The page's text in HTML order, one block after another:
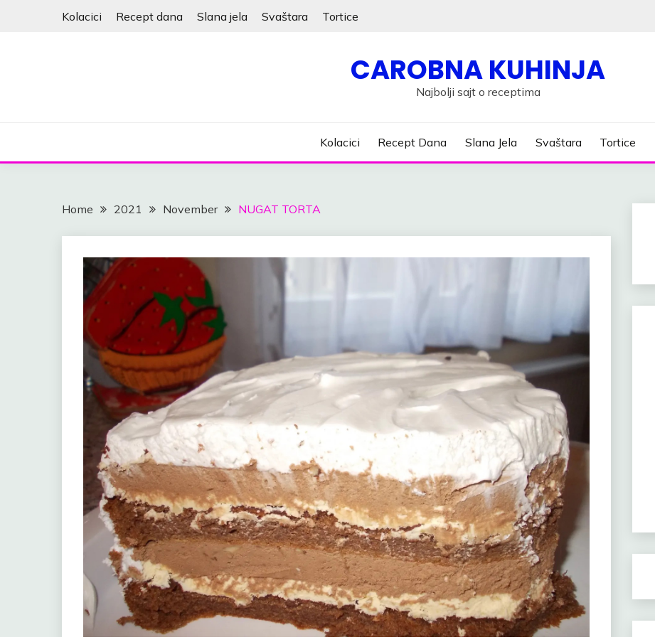
Kolacici Recept dana Slana jela Svaštara Tortice
CAROBNA KUHINJA
Najbolji sajt o receptima
Kolacici Recept Dana Slana Jela Svaštara Tortice
Home 2021 November NUGAT TORTA